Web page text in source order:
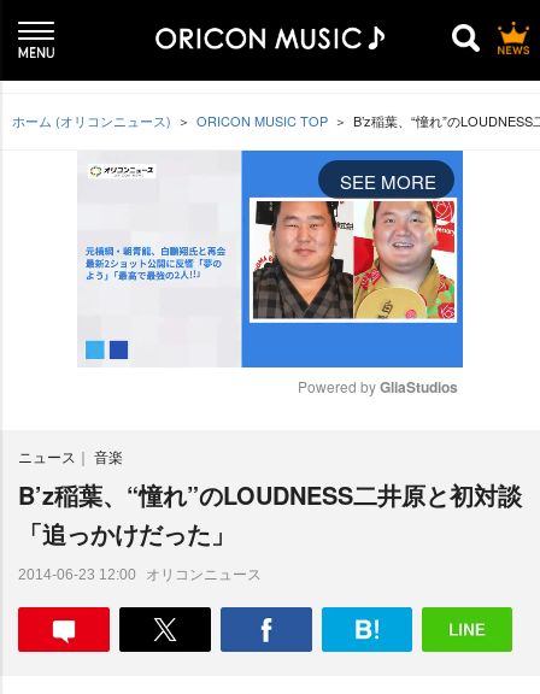
ホーム (オリコンニュース) ORICON MUSIC TOP B’z稲葉、“憧れ”の
SEE MORE
e
Powered by GliaStudios
ニュース 音楽
B’z稲葉、“憧れ”のLOUDNESS二井原と初対談
「追っかけだった」
2014-06-23 12:00 オリコンニュース